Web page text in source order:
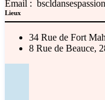
Email :
Lieux
34 Rue de Fort
8 Rue de Beauce,